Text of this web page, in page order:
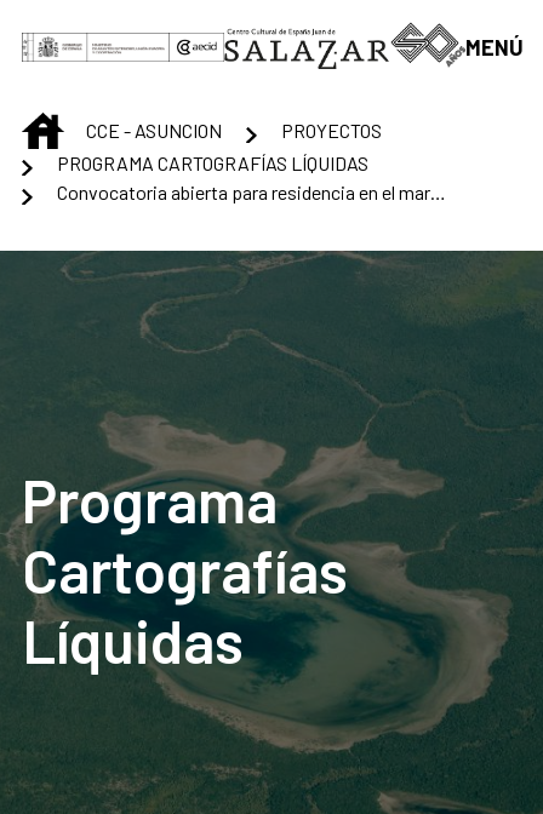
Saltar al contenido principal
MENÚ
INICIOCCE - ASUNCION
PROYECTOS
PROGRAMA CARTOGRAFÍAS LÍQUIDAS
Convocatoria abierta para residencia en el marco del proyecto Cartografías Líquidas
Programa
Cartografías
Líquidas